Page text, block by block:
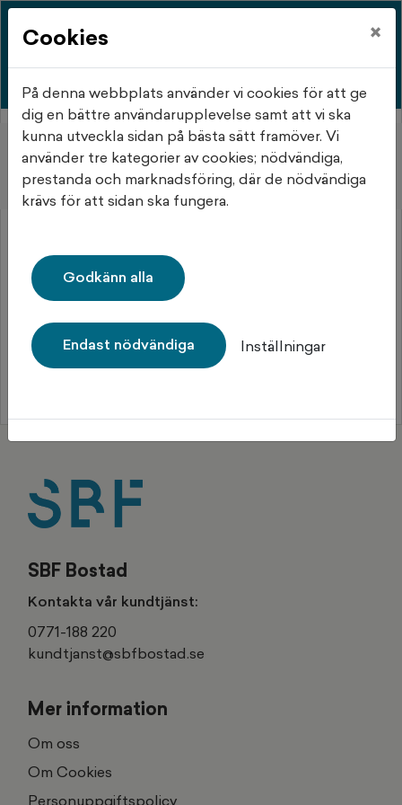
Hem Objektsdetalj
Objektsdetalj
Objektet kan ej visas
Tyvärr kan inte objektet du efterfrågade visas. Det kan
t.ex. bero på att det inte längre finns tillgängligt att
söka.
SBF Bostad
Kontakta vår kundtjänst:
0771-188 220
kundtjanst@sbfbostad.se
Mer information
Om oss
Om Cookies
Personuppgiftspolicy
Cookies ×
På denna webbplats använder vi cookies för att ge
dig en bättre användarupplevelse samt att vi ska
kunna utveckla sidan på bästa sätt framöver. Vi
använder tre kategorier av cookies; nödvändiga,
prestanda och marknadsföring, där de nödvändiga
krävs för att sidan ska fungera.
Godkänn alla
Endast nödvändiga Inställningar